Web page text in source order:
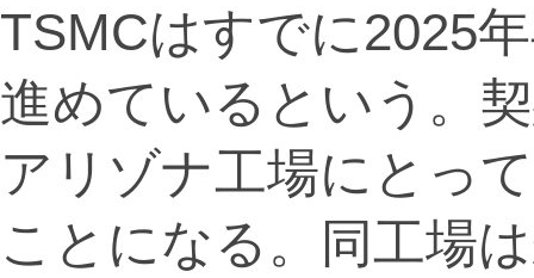
TSMCはすでに2025
進めているという。
アリゾナ工場にとっ
ことになる。同工場